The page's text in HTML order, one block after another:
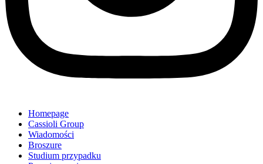
Homepage
Cassioli Group
Wiadomości
Broszure
Studium przypadku